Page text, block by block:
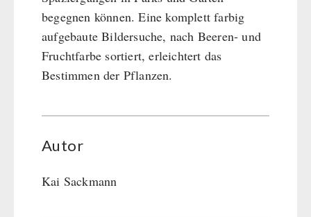
begegnen können. Eine komplett farbig
aufgebaute Bildersuche, nach Beeren- und
Fruchtfarbe sortiert, erleichtert das
Bestimmen der Pflanzen.
Autor
Kai Sackmann